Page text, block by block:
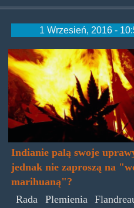
1 Wrzesień, 2016 -
Indianie palą swoje
jednak nie zaproszą na
marihuaną"?
Rada Plemienia